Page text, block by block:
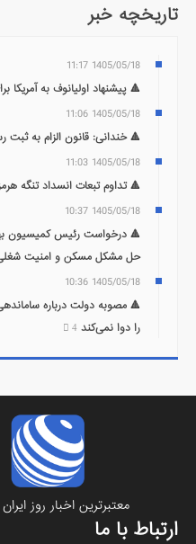
تاریخچه خبر
1405/05/18 11:17
🔺 پیشنهاد اولیانوف به آمریکا
1405/05/18 11:06
🔺 خندانی: قانون الزام به
1405/05/18 11:03
🔺 تداوم تبعات انسداد تنگه
1405/05/18 10:37
🔺 درخواست رئیس کمیسیون
حل مشکل مسکن و امنیت شغلی
1405/05/18 10:36
🔺 مصوبه دولت درباره
را دوا نمی‌کند 4
معتبرترين اخبار روز
ارتباط با ما